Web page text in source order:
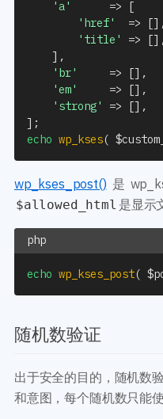
'a' =>
[
'href'
=> []
'title'
=> []
] ,
'br'
=> [] ,
'em'
=> [] ,
'strong'
=> [] ,
] ;
echo wp_kses(
wp_kses_post() 是
$allowed_html 是显示
echo wp_kses_post(
随机数验证
出于安全的目的，随机数
和意图，每个随机数只能使